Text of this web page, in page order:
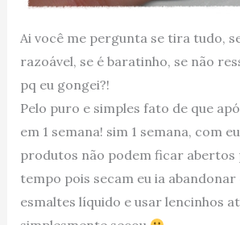
Ai você me pergunta se tira tudo,
razoável, se é baratinho, se não
pq eu gongei?!
Pelo puro e simples fato de que
em 1 semana! sim 1 semana, com
produtos não podem ficar abertos
tempo pois secam eu ia
esmaltes líquido e usar lencinhos